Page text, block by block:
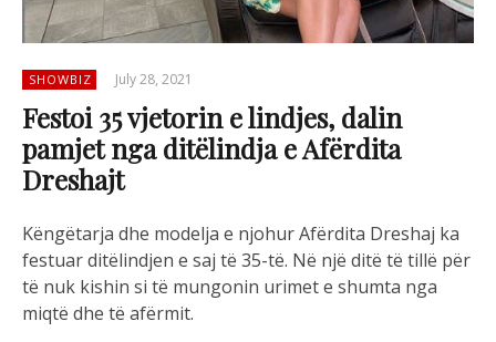
SHOWBIZ July 28, 2021
Festoi 35 vjetorin e lindjes, dalin
pamjet nga ditëlindja e Afërdita
Dreshajt
Këngëtarja dhe modelja e njohur Afërdita Dreshaj ka
festuar ditëlindjen e saj të 35-të. Në një ditë të tillë për
të nuk kishin si të mungonin urimet e shumta nga
miqtë dhe të afërmit.